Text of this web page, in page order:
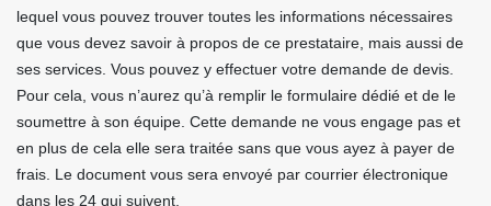
lequel vous pouvez trouver toutes les informations nécessaires
que vous devez savoir à propos de ce prestataire, mais aussi de
ses services. Vous pouvez y effectuer votre demande de devis.
Pour cela, vous n’aurez qu’à remplir le formulaire dédié et de le
soumettre à son équipe. Cette demande ne vous engage pas et
en plus de cela elle sera traitée sans que vous ayez à payer de
frais. Le document vous sera envoyé par courrier électronique
dans les 24 qui suivent.